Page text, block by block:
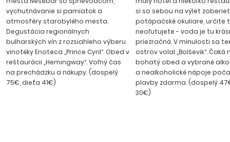
kaviarne a diskotéky, v ktorých sa môžete zabaviť do
neskorých večerných hodín. Transfer z letiska na Slnečné
pobrežie trvá cca 50 minút.
vychutnávanie si pamiatok a
atmosféry starobylého mesta.
Degustácia regionálnych
bulharských vín z rozsiahleho výberu
vinotéky Enoteca „Prince Cyril“. Obed v
reštaurácii „Hemingway“. Voľný čas
na prechádzku a nákupy. (dospelý
75€, dieťa 41€)
si so sebou na výlet
potápačské okuliare, určite
neoľutujete - voda je tu
priezračná. V minulosti sa
ostrov volal „Bolševik“. Čaká
bohatý obed a vybrané
a nealkoholické nápoje
plavby zdarma. (dospelý
30€)